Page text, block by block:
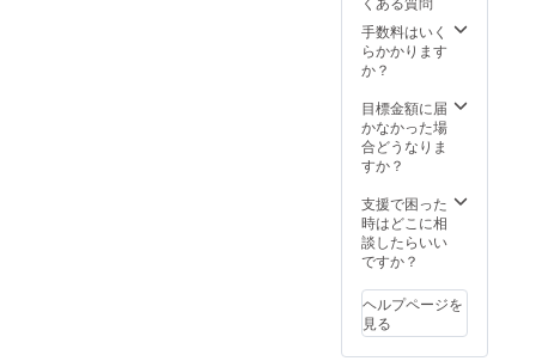
手数料はいく
らかかります
か？
目標金額に届
かなかった場
合どうなりま
すか？
支援で困った
時はどこに相
談したらいい
ですか？
ヘルプページを
見る